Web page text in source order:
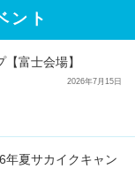
ント
富士会場】
2026年7月15日
年夏サカイクキャン